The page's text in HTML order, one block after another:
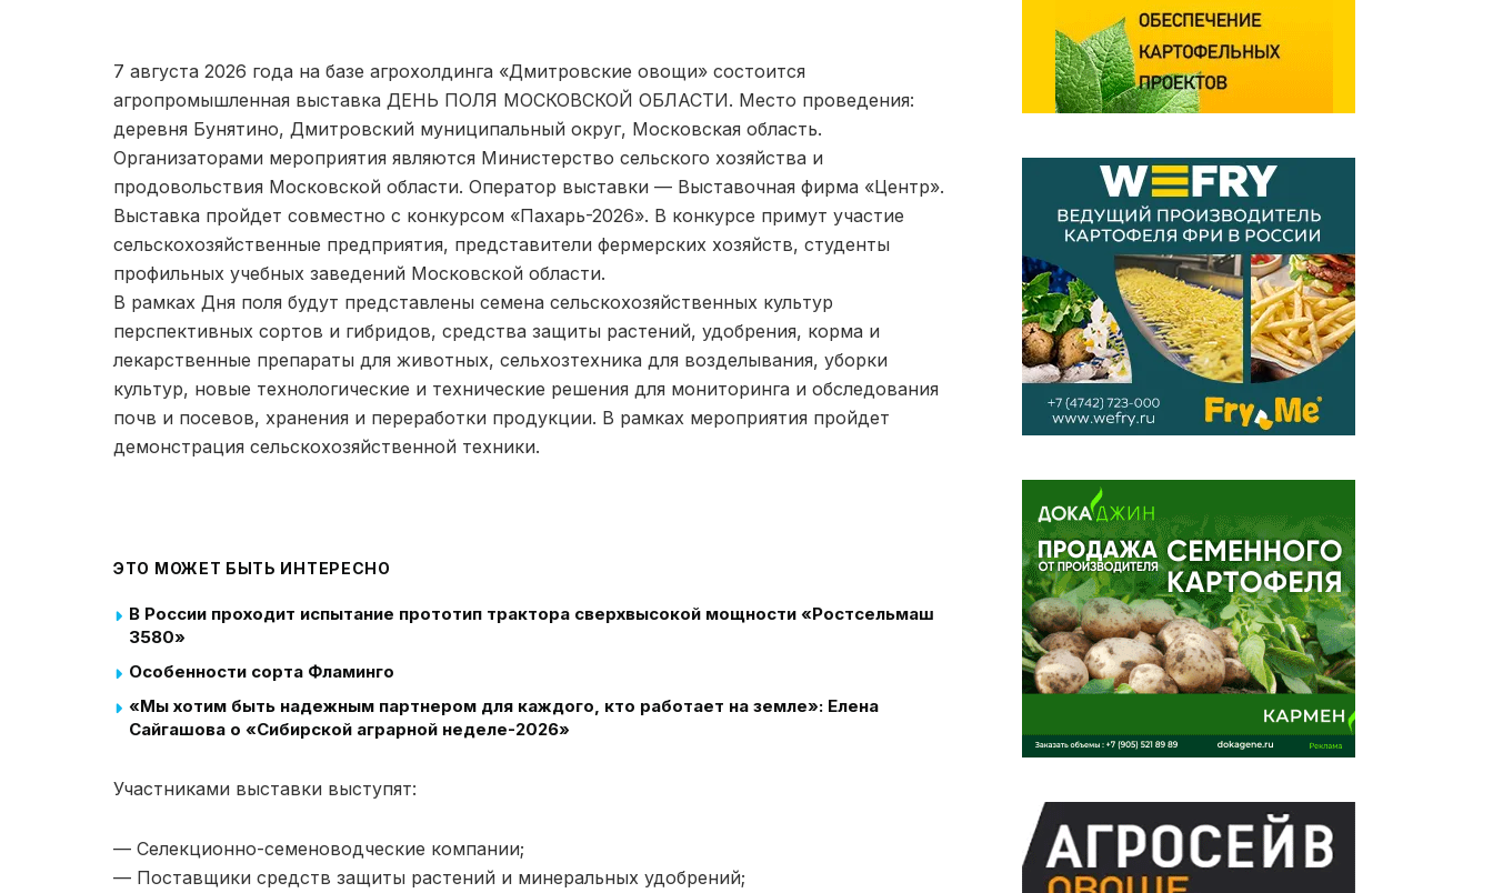
7 августа 2026 года на базе агрохолдинга «Дмитровские овощи» состоится
агропромышленная выставка ДЕНЬ ПОЛЯ МОСКОВСКОЙ ОБЛАСТИ. Место проведения:
деревня Бунятино, Дмитровский муниципальный округ, Московская область.
Организаторами мероприятия являются Министерство сельского хозяйства и
продовольствия Московской области. Оператор выставки — Выставочная фирма «Центр».
Выставка пройдет совместно с конкурсом «Пахарь-2026». В конкурсе примут участие
сельскохозяйственные предприятия, представители фермерских хозяйств, студенты
профильных учебных заведений Московской области.
В рамках Дня поля будут представлены семена сельскохозяйственных культур
перспективных сортов и гибридов, средства защиты растений, удобрения, корма и
лекарственные препараты для животных, сельхозтехника для возделывания, уборки
культур, новые технологические и технические решения для мониторинга и обследования
почв и посевов, хранения и переработки продукции. В рамках мероприятия пройдет
демонстрация сельскохозяйственной техники.
ЭТО МОЖЕТ БЫТЬ ИНТЕРЕСНО
В России проходит испытание прототип трактора сверхвысокой мощности «Ростсельмаш
3580»
Особенности сорта Фламинго
«Мы хотим быть надежным партнером для каждого, кто работает на земле»: Елена
Сайгашова о «Сибирской аграрной неделе-2026»
Участниками выставки выступят:
— Селекционно-семеноводческие компании;
— Поставщики средств защиты растений и минеральных удобрений;